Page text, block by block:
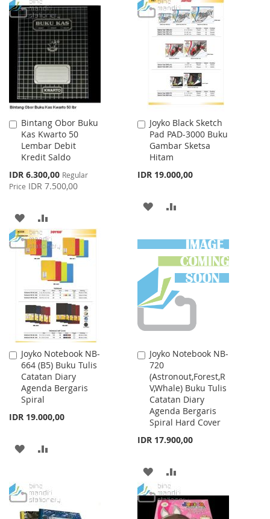
WISH
LIST
COMPARE
TO
WISH
LIST
TO
COMPARE
Bintang Obor Buku
Kas Kwarto 50
Lembar Debit
Kredit Saldo
Special
Price
IDR 6.300,00 Regular
Price IDR 7.500,00
Add
to
Cart
ADD
TO
WISH
LIST
TO
COMPARE
Joyko Black Sketch
Pad PAD-3000 Buku
Gambar Sketsa
Hitam
IDR 19.000,00
Add
to
Cart
ADD
WISH
LIST
COMPARE
Joyko Notebook NB-
664 (B5) Buku Tulis
Catatan Diary
Agenda Bergaris
Spiral
IDR 19.000,00
Add
to
Cart
ADD
WISH
LIST
COMPARE
Joyko Notebook NB-
720
(Astronout,Forest,R
V,Whale) Buku Tulis
Catatan Diary
Agenda Bergaris
Spiral Hard Cover
IDR 17.900,00
Add
to
Cart
ADD
TO
WISH
TO
COMPARE